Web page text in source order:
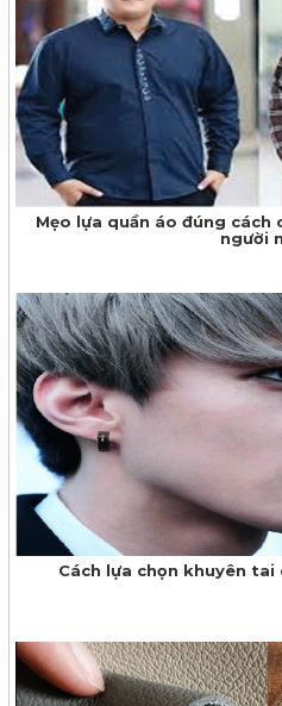
Mẹo lựa quần áo đúng
người
Cách lựa chọn khuyên